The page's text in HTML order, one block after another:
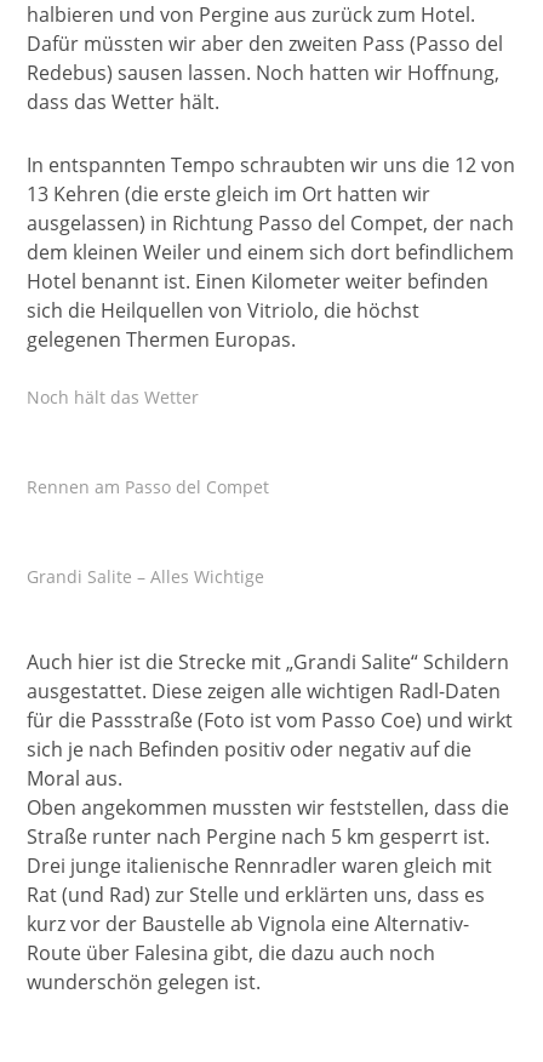
halbieren und von Pergine aus zurück zum Hotel.
Dafür müssten wir aber den zweiten Pass (Passo del
Redebus) sausen lassen. Noch hatten wir Hoffnung,
dass das Wetter hält.
In entspannten Tempo schraubten wir uns die 12 von
13 Kehren (die erste gleich im Ort hatten wir
ausgelassen) in Richtung Passo del Compet, der nach
dem kleinen Weiler und einem sich dort befindlichem
Hotel benannt ist. Einen Kilometer weiter befinden
sich die Heilquellen von Vitriolo, die höchst
gelegenen Thermen Europas.
Noch hält das Wetter
Rennen am Passo del Compet
Grandi Salite – Alles Wichtige
Auch hier ist die Strecke mit „Grandi Salite“ Schildern
ausgestattet. Diese zeigen alle wichtigen Radl-Daten
für die Passstraße (Foto ist vom Passo Coe) und wirkt
sich je nach Befinden positiv oder negativ auf die
Moral aus.
Oben angekommen mussten wir feststellen, dass die
Straße runter nach Pergine nach 5 km gesperrt ist.
Drei junge italienische Rennradler waren gleich mit
Rat (und Rad) zur Stelle und erklärten uns, dass es
kurz vor der Baustelle ab Vignola eine Alternativ-
Route über Falesina gibt, die dazu auch noch
wunderschön gelegen ist.